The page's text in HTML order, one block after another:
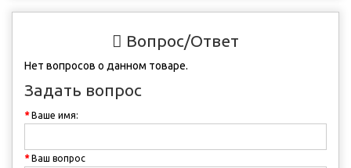
Вопрос/Ответ
Нет вопросов о данном товаре.
Задать вопрос
Ваше имя:
Ваш вопрос